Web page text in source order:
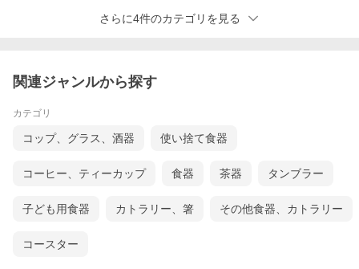
さらに4件のカテゴリを見る
関連ジャンルから探す
カテゴリ
コップ、グラス、酒器 使い捨て食器
コーヒー、ティーカップ 食器 茶器 タンブラー
子ども用食器 カトラリー、箸 その他食器、カトラリー
コースター